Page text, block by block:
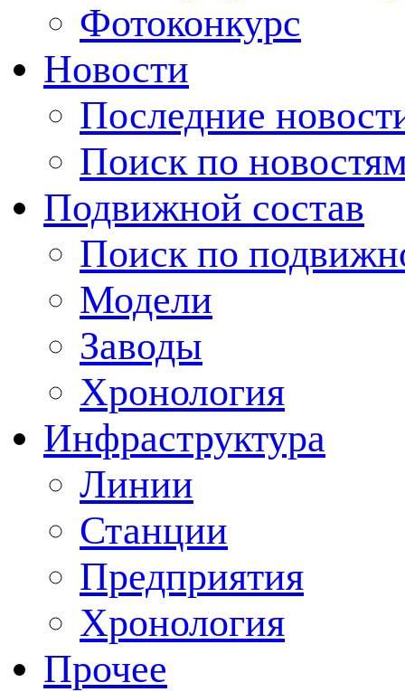
Фотоконкурс
Новости
Последние
Поиск по
Подвижной состав
Поиск по
Модели
Заводы
Хронология
Инфраструктура
Линии
Станции
Предприятия
Хронология
Прочее